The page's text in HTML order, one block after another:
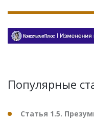
Популярные
Статья 1.5.